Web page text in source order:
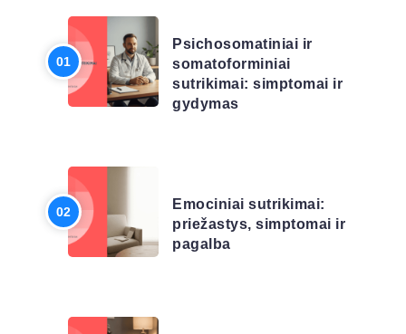
Psichosomatiniai ir
somatoforminiai
sutrikimai: simptomai ir
gydymas
Emociniai sutrikimai:
priežastys, simptomai ir
pagalba